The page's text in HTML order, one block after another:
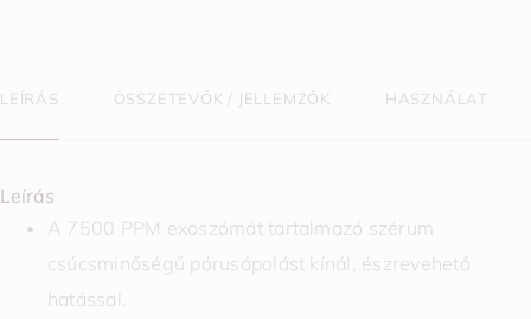
LEÍRÁS ÖSSZETEVŐK / JELLEMZŐK HASZNÁLAT
Leírás
A 7500 PPM exoszómát tartalmazó szérum
csúcsminőségű pórusápolást kínál, észrevehető
hatással.